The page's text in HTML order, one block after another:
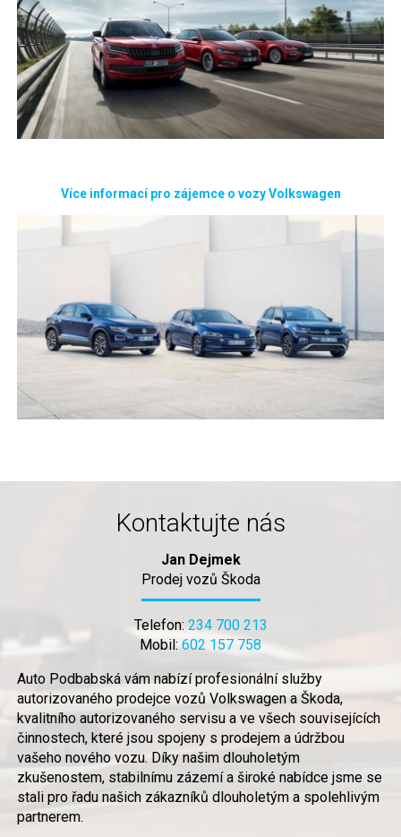
Více informací pro zájemce o vozy Volkswagen
Kontaktujte nás
Jan Dejmek
Prodej vozů Škoda
Telefon: 234 700 213
Mobil: 602 157 758
Auto Podbabská vám nabízí profesionální služby
autorizovaného prodejce vozů Volkswagen a Škoda,
kvalitního autorizovaného servisu a ve všech souvisejících
činnostech, které jsou spojeny s prodejem a údržbou
vašeho nového vozu. Díky našim dlouholetým
zkušenostem, stabilnímu zázemí a široké nabídce jsme se
stali pro řadu našich zákazníků dlouholetým a spolehlivým
partnerem.